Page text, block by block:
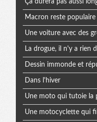
Ça durera pas aussi
Macron reste populaire
Une voiture avec des
La drogue, il n'y a rien
Dessin immonde et
Dans l'hiver
Une moto qui tutoie la
Une motocyclette qui